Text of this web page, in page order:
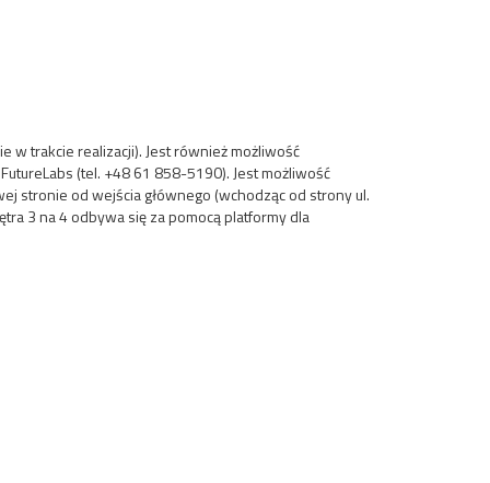
w trakcie realizacji). Jest również możliwość
(tel. +48 61 858-5190). Jest możliwość
stronie od wejścia głównego (wchodząc od strony ul.
3 na 4 odbywa się za pomocą platformy dla